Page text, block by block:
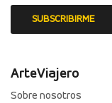
ArteViajero
Sobre nosotros